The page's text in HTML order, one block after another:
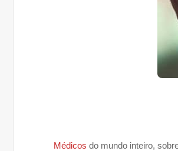
Médicos do mundo inteiro,